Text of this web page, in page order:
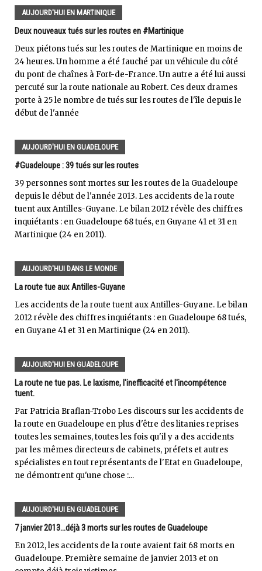
AUJOURD'HUI EN MARTINIQUE
Deux nouveaux tués sur les routes en #Martinique
Deux piétons tués sur les routes de Martinique en moins de
24 heures. Un homme a été fauché par un véhicule du côté
du pont de chaînes à Fort-de-France. Un autre a été lui aussi
percuté sur la route nationale au Robert. Ces deux drames
porte à 25 le nombre de tués sur les routes de l'île depuis le
début de l'année
AUJOURD'HUI EN GUADELOUPE
#Guadeloupe : 39 tués sur les routes
39 personnes sont mortes sur les routes de la Guadeloupe
depuis le début de l'année 2013. Les accidents de la route
tuent aux Antilles-Guyane. Le bilan 2012 révèle des chiffres
inquiétants : en Guadeloupe 68 tués, en Guyane 41 et 31 en
Martinique (24 en 2011).
AUJOURD'HUI DANS LE MONDE
La route tue aux Antilles-Guyane
Les accidents de la route tuent aux Antilles-Guyane. Le bilan
2012 révèle des chiffres inquiétants : en Guadeloupe 68 tués,
en Guyane 41 et 31 en Martinique (24 en 2011).
AUJOURD'HUI EN GUADELOUPE
La route ne tue pas. Le laxisme, l'inefficacité et l'incompétence
tuent.
Par Patricia Braflan-Trobo Les discours sur les accidents de
la route en Guadeloupe en plus d'être des litanies reprises
toutes les semaines, toutes les fois qu'il y a des accidents
par les mêmes directeurs de cabinets, préfets et autres
spécialistes en tout représentants de l'Etat en Guadeloupe,
ne démontrent qu'une chose :...
AUJOURD'HUI EN GUADELOUPE
7 janvier 2013...déjà 3 morts sur les routes de Guadeloupe
En 2012, les accidents de la route avaient fait 68 morts en
Guadeloupe. Première semaine de janvier 2013 et on